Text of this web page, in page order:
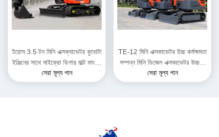
টরোস 3.5 টন মিনি এক্সক্যাভেটর কুবোটা
ইঞ্জিনের সাথে মাইক্রো ডিগার মাল্ট ফাংশন
ব্যাগার
সেরা মূল্য পান
TE-12 মিনি এক্সকাভেটর উচ্চ কর্মক্ষমতা
সম্পন্ন মিনি ডিজেল এক্সকাভেটর উচ্চতা
2285 মিমি পৌরসভা কাজের জন্য
সেরা মূল্য পান